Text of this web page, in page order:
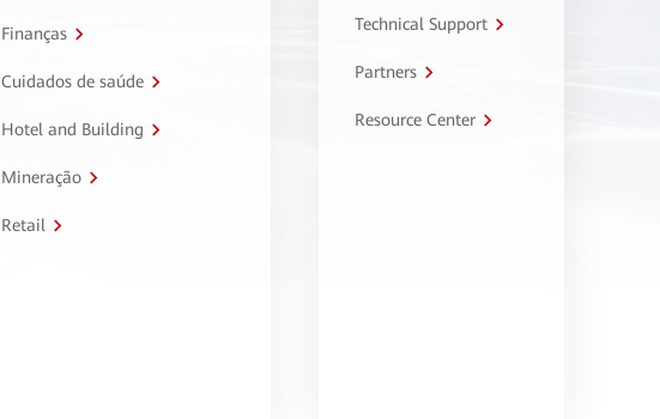
Finanças
Cuidados de saúde
Hotel and Building
Mineração
Retail
Technical Support
Partners
Resource Center